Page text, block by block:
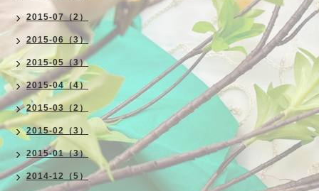
2015-07（2）
2015-06（3）
2015-05（3）
2015-04（4）
2015-03（2）
2015-02（3）
2015-01（3）
2014-12（5）